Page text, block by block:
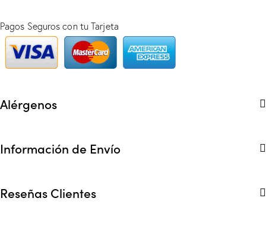
Pagos Seguros con tu Tarjeta
Alérgenos
Información de Envío
Reseñas Clientes